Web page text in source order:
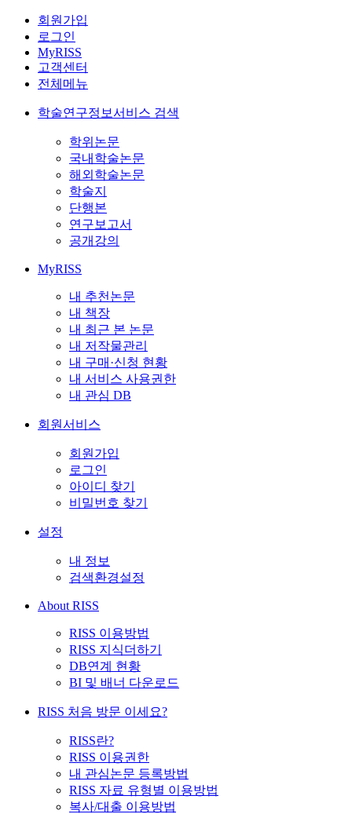
회원가입
로그인
MyRISS
고객센터
전체메뉴
학술연구정보서비스 검색
학위논문
국내학술논문
해외학술논문
학술지
단행본
연구보고서
공개강의
MyRISS
내 추천논문
내 책장
내 최근 본 논문
내 저작물관리
내 구매·신청 현황
내 서비스 사용권한
내 관심 DB
회원서비스
회원가입
로그인
아이디 찾기
비밀번호 찾기
설정
내 정보
검색환경설정
About RISS
RISS 이용방법
RISS 지식더하기
DB연계 현황
BI 및 배너 다운로드
RISS 처음 방문 이세요?
RISS란?
RISS 이용권한
내 관심논문 등록방법
RISS 자료 유형별 이용방법
복사/대출 이용방법